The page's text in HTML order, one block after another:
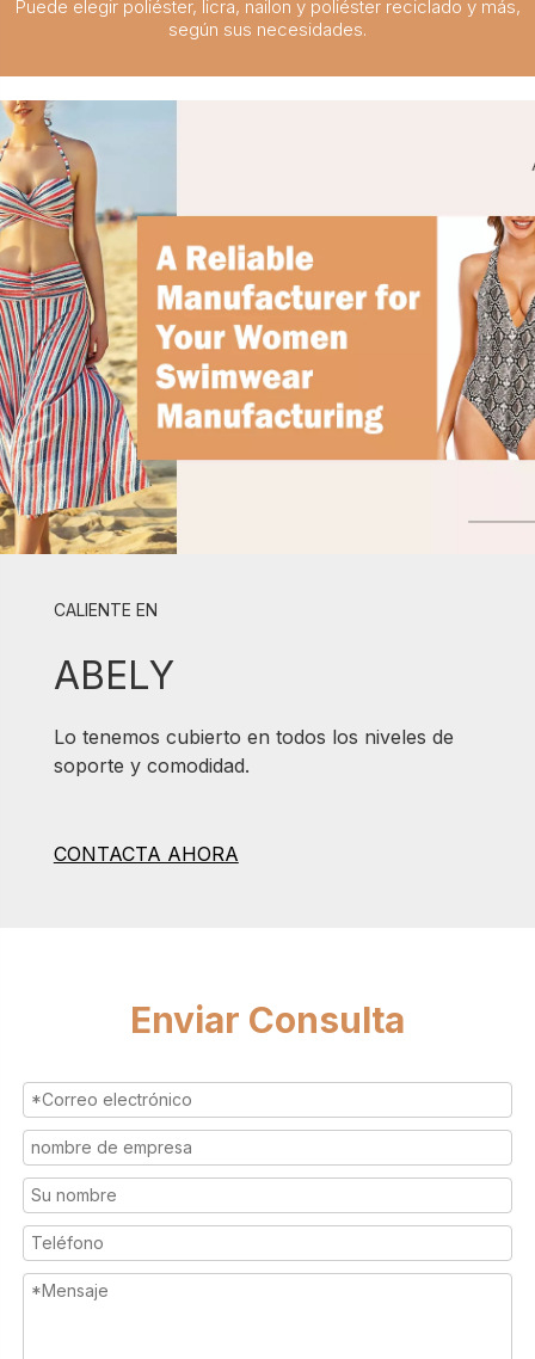
Puede elegir poliéster, licra, nailon y poliéster reciclado y más,
según sus necesidades.
CALIENTE EN
ABELY
Lo tenemos cubierto en todos los niveles de
soporte y comodidad.
CONTACTA AHORA
Enviar Consulta